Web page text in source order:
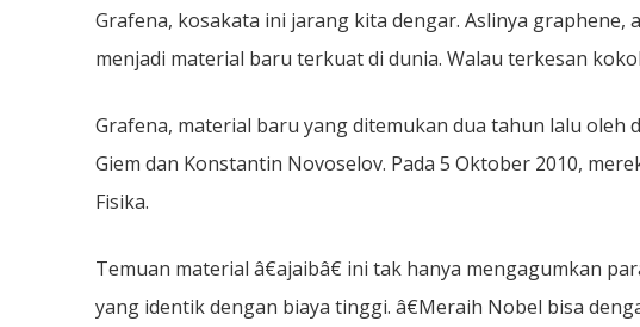
Bermodal
Selotip
Grafena, kosakata ini jarang kita dengar. Aslinya
menjadi material baru terkuat di dunia. Walau terkesan
Grafena, material baru yang ditemukan dua tahun lalu
Giem dan Konstantin Novoselov. Pada 5 Oktober 2010,
Fisika.
Temuan material â€ajaibâ€ ini tak hanya mengagumkan
yang identik dengan biaya tinggi. â€Meraih Nobel bisa